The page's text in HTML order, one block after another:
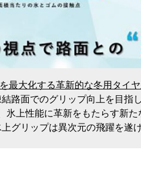
最大化する革新的な冬用タイヤ
路面でのグリップ向上を目指
上性能に革新をもたらす新
グリップは異次元の飛躍を遂げ